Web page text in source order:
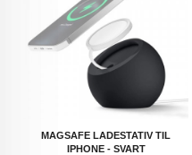
MAGSAFE LADESTATIV TIL
IPHONE - SVART